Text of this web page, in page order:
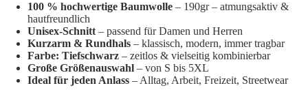
100 % hochwertige Baumwolle – 190gr – atmungsaktiv &
hautfreundlich
Unisex-Schnitt – passend für Damen und Herren
Kurzarm & Rundhals – klassisch, modern, immer tragbar
Farbe: Tiefschwarz – zeitlos & vielseitig kombinierbar
Große Größenauswahl – von S bis 5XL
Ideal für jeden Anlass – Alltag, Arbeit, Freizeit, Streetwear